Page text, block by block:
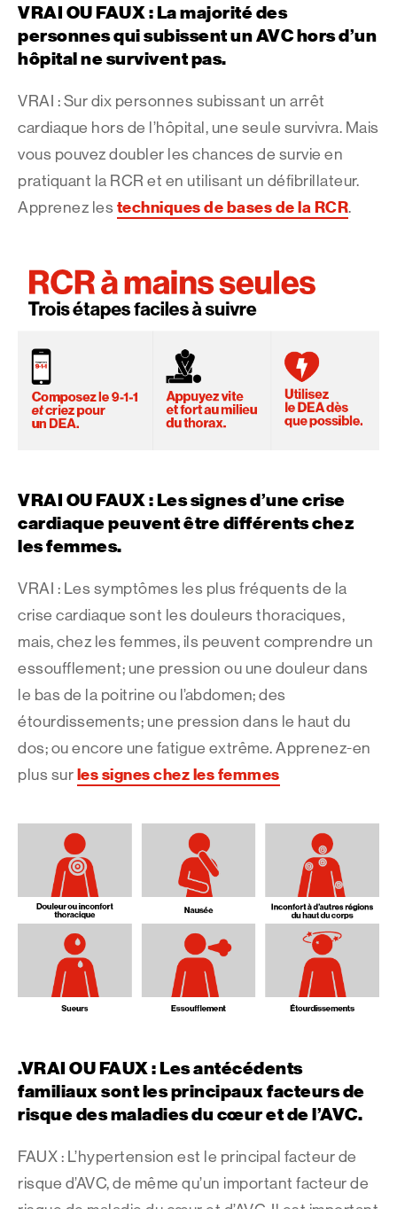
VRAI OU FAUX : La majorité des
personnes qui subissent un AVC hors d’un
hôpital ne survivent pas.
VRAI : Sur dix personnes subissant un arrêt
cardiaque hors de l’hôpital, une seule survivra. Mais
vous pouvez doubler les chances de survie en
pratiquant la RCR et en utilisant un défibrillateur.
Apprenez les techniques de bases de la RCR.
VRAI OU FAUX : Les signes d’une crise
cardiaque peuvent être différents chez
les femmes.
VRAI : Les symptômes les plus fréquents de la
crise cardiaque sont les douleurs thoraciques,
mais, chez les femmes, ils peuvent comprendre un
essoufflement; une pression ou une douleur dans
le bas de la poitrine ou l’abdomen; des
étourdissements; une pression dans le haut du
dos; ou encore une fatigue extrême. Apprenez-en
plus sur les signes chez les femmes
.VRAI OU FAUX : Les antécédents
familiaux sont les principaux facteurs de
risque des maladies du cœur et de l’AVC.
FAUX : L’hypertension est le principal facteur de
risque d’AVC, de même qu’un important facteur de